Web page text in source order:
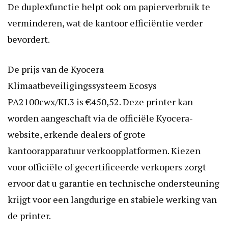
De duplexfunctie helpt ook om papierverbruik te
verminderen, wat de kantoor efficiëntie verder
bevordert.
De prijs van de Kyocera
Klimaatbeveiligingssysteem Ecosys
PA2100cwx/KL3 is €450,52. Deze printer kan
worden aangeschaft via de officiële Kyocera-
website, erkende dealers of grote
kantoorapparatuur verkoopplatformen. Kiezen
voor officiële of gecertificeerde verkopers zorgt
ervoor dat u garantie en technische ondersteuning
krijgt voor een langdurige en stabiele werking van
de printer.